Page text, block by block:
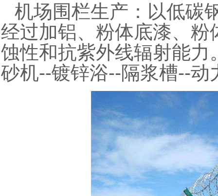
机场围栏生产：以低碳
经过加铝、粉体底漆、
蚀性和抗紫外线辐射能力
砂机--镀锌浴--隔浆槽--动